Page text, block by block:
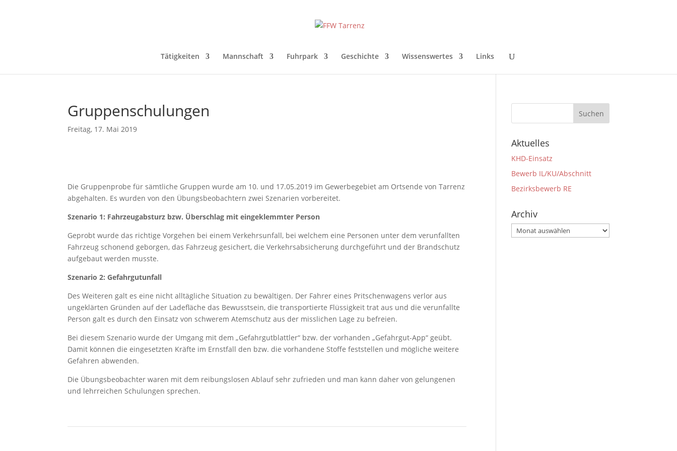
Tätigkeiten Mannschaft Fuhrpark Geschichte Wissenswertes Links
Gruppenschulungen
Freitag, 17. Mai 2019
Die Gruppenprobe für sämtliche Gruppen wurde am 10. und 17.05.2019 im Gewerbegebiet am Ortsende von Tarrenz
abgehalten. Es wurden von den Übungsbeobachtern zwei Szenarien vorbereitet.
Szenario 1: Fahrzeugabsturz bzw. Überschlag mit eingeklemmter Person
Geprobt wurde das richtige Vorgehen bei einem Verkehrsunfall, bei welchem eine Personen unter dem verunfallten
Fahrzeug schonend geborgen, das Fahrzeug gesichert, die Verkehrsabsicherung durchgeführt und der Brandschutz
aufgebaut werden musste.
Szenario 2: Gefahrgutunfall
Des Weiteren galt es eine nicht alltägliche Situation zu bewältigen. Der Fahrer eines Pritschenwagens verlor aus
ungeklärten Gründen auf der Ladefläche das Bewusstsein, die transportierte Flüssigkeit trat aus und die verunfallte
Person galt es durch den Einsatz von schwerem Atemschutz aus der misslichen Lage zu befreien.
Bei diesem Szenario wurde der Umgang mit dem „Gefahrgutblattler“ bzw. der vorhanden „Gefahrgut-App“ geübt.
Damit können die eingesetzten Kräfte im Ernstfall den bzw. die vorhandene Stoffe feststellen und mögliche weitere
Gefahren abwenden.
Die Übungsbeobachter waren mit dem reibungslosen Ablauf sehr zufrieden und man kann daher von gelungenen
und lehrreichen Schulungen sprechen.
Aktuelles
KHD-Einsatz
Bewerb IL/KU/Abschnitt
Bezirksbewerb RE
Archiv
Archiv